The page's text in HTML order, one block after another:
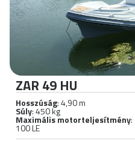
ZAR 49 HU
Hosszúság: 4,90 m
Súly: 450 kg
Maximális motorteljesítmény:
100 LE